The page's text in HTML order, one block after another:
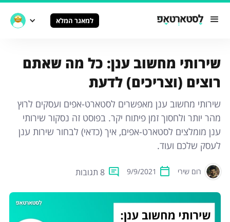
למאגר המלא
שירותי מחשוב ענן: כל מה שאתם
רוצים (וצריכים) לדעת
שירותי מחשוב ענן מאפשרים לסטארט-אפים ועסקים לרוץ
מהר יותר ולחסוך זמן פיתוח יקר. בפוסט זה נסקור שירותי
ענן מומלצים לסטארט-אפים, איך (כדאי) לבחור שירות ענן
לעסק שלכם ועוד.
רום שירי 9/9/2021 8 תגובות